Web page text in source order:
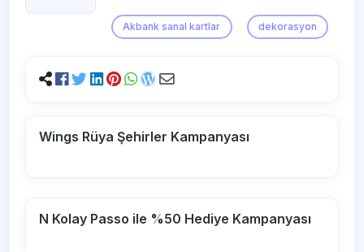
Akbank sanal kartlar dekorasyon
Wings Rüya Şehirler Kampanyası
N Kolay Passo ile %50 Hediye Kampanyası